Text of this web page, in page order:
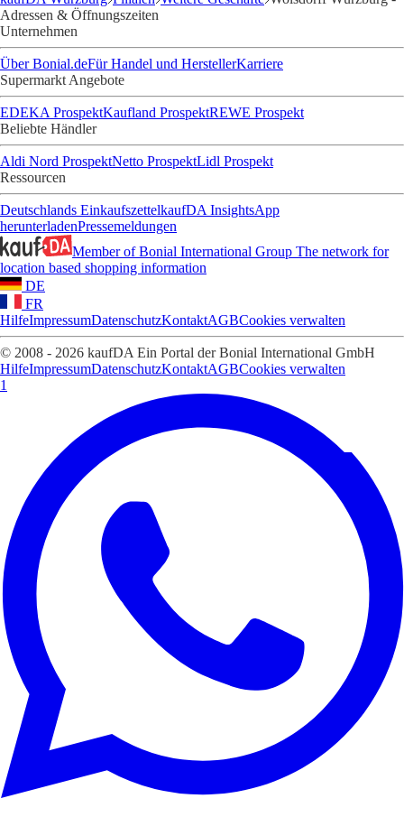
Adressen & Öffnungszeiten
Unternehmen
Über Bonial.deFür Handel und HerstellerKarriere
Supermarkt Angebote
EDEKA ProspektKaufland ProspektREWE Prospekt
Beliebte Händler
Aldi Nord ProspektNetto ProspektLidl Prospekt
Ressourcen
Deutschlands EinkaufszettelkaufDA InsightsApp
herunterladenPressemeldungen
Member of Bonial International Group The network for
location based shopping information
DE
FR
HilfeImpressumDatenschutzKontaktAGBCookies verwalten
© 2008 - 2026 kaufDA Ein Portal der Bonial International GmbH
HilfeImpressumDatenschutzKontaktAGBCookies verwalten
1